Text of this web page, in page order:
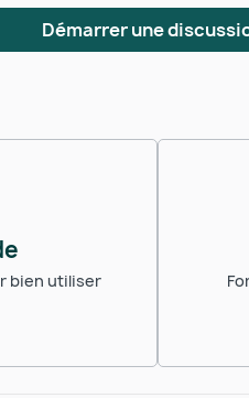
Démarrer une
bien utiliser